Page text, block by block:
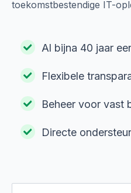
toekomstbestendige IT-
Al bijna 40 jaar
Flexibele
Beheer voor vast
Directe